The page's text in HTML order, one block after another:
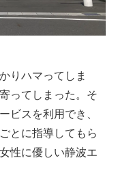
りハマってしま
ってしまった。そ
ビスを利用でき、
とに指導してもら
性に優しい静波エ